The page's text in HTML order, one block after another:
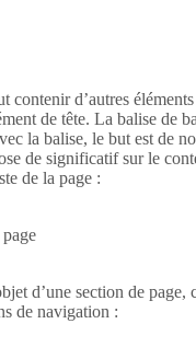
contenir d’autres
de tête. La balise de
la balise, le but est de
de significatif sur le
de la page :
d’une section de page,
de navigation :